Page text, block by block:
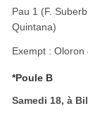
Pau 1 (F.
Quintana)
Exempt : Oloron
*Poule B
Samedi 18, à